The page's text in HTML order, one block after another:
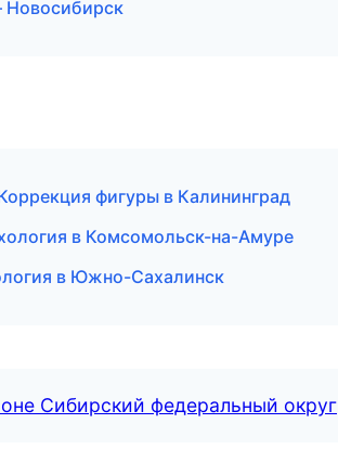
Новосибирск
фигуры в Калининград
в Комсомольск-на-Амуре
в Южно-Сахалинск
Сибирский федеральный округ